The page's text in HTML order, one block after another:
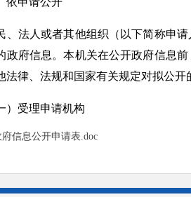
法人或者其他组织（以下简称申请
政府信息。本机关在公开政府信息
法律、法规和国家有关规定对拟公开
受理申请机构
构名称：人力资源和社会保障局
址：唐县唐尧东路191号
府信息公开申请表.doc